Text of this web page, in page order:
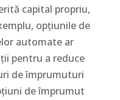
capital propriu,
opțiunile de
automate ar
pentru a reduce
de împrumuturi
de împrumut